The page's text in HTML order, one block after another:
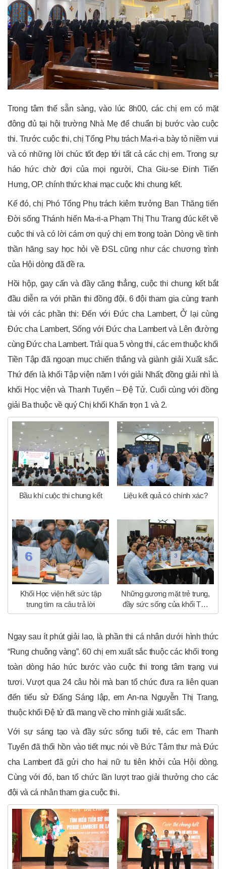
Trong tâm thế sẵn sàng, vào lúc 8h00, các chị em có mặt
đông đủ tại hội trường Nhà Mẹ để chuẩn bị bước vào cuộc
thi. Trước cuộc thi, chị Tổng Phụ trách Ma-ri-a bày tỏ niềm vui
và có những lời chúc tốt đẹp tới tất cả các chị em. Trong sự
háo hức chờ đợi của mọi người, Cha Giu-se Đinh Tiến
Hưng, OP. chính thức khai mạc cuộc khi chung kết.
Kế đó, chị Phó Tổng Phụ trách kiêm trưởng Ban Thăng tiến
Đời sống Thánh hiến Ma-ri-a Phạm Thị Thu Trang đúc kết về
cuộc thi và có lời cám ơn quý chị em trong toàn Dòng về tinh
thần hăng say học hỏi về ĐSL cũng như các chương trình
của Hội dòng đã đề ra.
Hồi hộp, gay cấn và đầy căng thẳng, cuộc thi chung kết bắt
đầu diễn ra với phần thi đồng đội. 6 đội tham gia cùng tranh
tài với các phần thi: Đến với Đức cha Lambert, Ở lại cùng
Đức cha Lambert, Sống với Đức cha Lambert và Lên đường
cùng Đức cha Lambert. Trải qua 5 vòng thi, các em thuộc khối
Tiền Tập đã ngoạn mục chiến thắng và giành giải Xuất sắc.
Thứ đến là khối Tập viện năm I với giải Nhất; đồng giải nhì là
khối Học viện và Thanh Tuyển – Đệ Tử. Cuối cùng với đồng
giải Ba thuộc về quý Chị khối Khấn trọn 1 và 2.
Bầu khí cuộc thi chung kết Liệu kết quả có chính xác?
Khối Học viện hết sức tập
trung tìm ra câu trả lời
Những gương mặt trẻ trung,
đầy sức sống của khối Tập
viện trong cuộc thi
Ngay sau ít phút giải lao, là phần thi cá nhân dưới hình thức
“Rung chuông vàng”. 60 chị em xuất sắc thuộc các khối trong
toàn dòng háo hức bước vào cuộc thi trong tâm trạng vui
tươi. Vượt qua 24 câu hỏi mà ban tổ chức đưa ra liên quan
đến tiếu sử Đấng Sáng lập, em An-na Nguyễn Thị Trang,
thuộc khối Đệ tử đã mang về cho mình giải xuất sắc.
Với sự sáng tạo và đầy sức sống tuổi trẻ, các em Thanh
Tuyển đã thổi hồn vào tiết mục nói về Bức Tâm thư mà Đức
cha Lambert đã gửi cho hai nữ tu tiên khởi của Hội dòng.
Cùng với đó, ban tổ chức lần lượt trao giải thưởng cho các
đội và cá nhân tham gia cuộc thi.